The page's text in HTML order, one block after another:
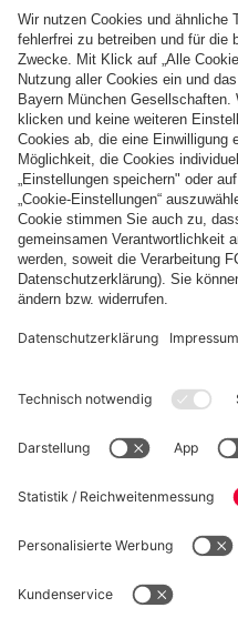
DAS KÖNNTE
JETZT DOWNLOADEN
Die
FCBB-
Fan-
App
ERLEBE DEN FCBB
Tageskarten
für
Heimspiele
OUT NOW
Unser
Home
Jersey
2026/27
© FC Bayern